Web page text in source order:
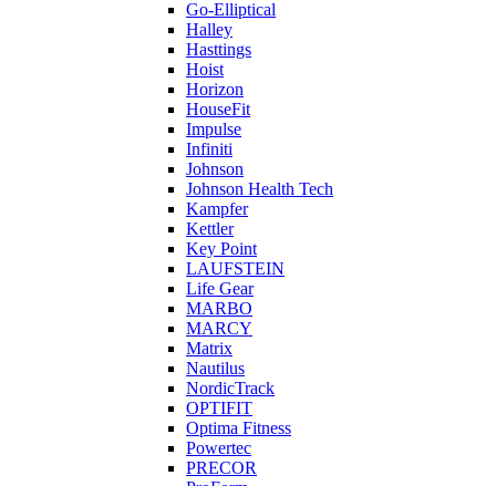
Go-Elliptical
Halley
Hasttings
Hoist
Horizon
HouseFit
Impulse
Infiniti
Johnson
Johnson Health Tech
Kampfer
Kettler
Key Point
LAUFSTEIN
Life Gear
MARBO
MARCY
Matrix
Nautilus
NordicTrack
OPTIFIT
Optima Fitness
Powertec
PRECOR